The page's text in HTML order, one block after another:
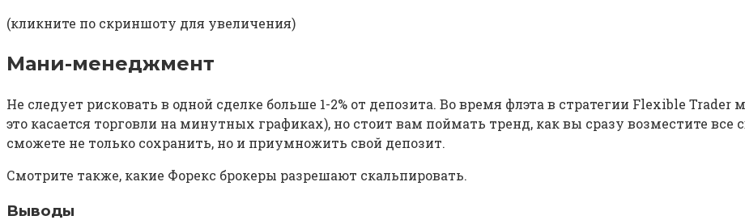
(кликните по скриншоту для увеличения)
Мани-менеджмент
Не следует рисковать в одной сделке больше 1-2% от депозита. Во время флэта в стратегии Flexible
это касается торговли на минутных графиках), но стоит вам поймать тренд, как вы сразу возместите
сможете не только сохранить, но и приумножить свой депозит.
Смотрите также, какие Форекс брокеры разрешают скальпировать.
Выводы